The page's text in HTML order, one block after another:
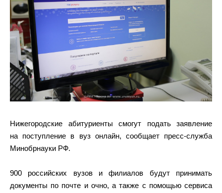
Нижегородские абитуриенты смогут подать заявление
на поступление в вуз онлайн, сообщает пресс-служба
Минобрнауки РФ.
900 российских вузов и филиалов будут принимать
документы по почте и очно, а также с помощью сервиса